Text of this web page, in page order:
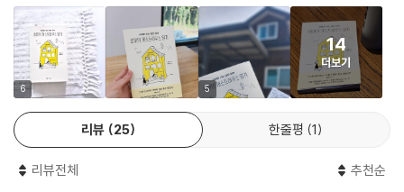
국인 딸에게 메시지를 보냈다. “꽃병에서 왜 동물 성분이 검출되나요?” 그
런데 돌아온 그녀의 답변은 사과는커녕 오히려 불쾌함이 가득했다. “그걸
왜 열어보셨어요? 저희 할머니라고요. 저희 가족은 늘 할머니를 모시고 함
께 여행을 다니거든요.” -116~117쪽(〈과몰입〉)
정말 그걸로 끝인 걸까? 나는 아무 말도 할 수 없었다. 생모를 찾으러 그 먼
길을 와서 주말마다 한국어까지 배우러 다니는 그를 위해 무슨 말을 해주
면 좋을지 알 수가 없었다. 그저 그의 붉어진 눈가가 너무 추운 날씨 때문이
길, 아니면 난방으로 너무 건조해진 공기 때문이길 바랄 수밖에 없었다. -1
낯설고도 온기 어린 시선으로 기록한 서울이라는 도시
이 책은 게스트하우스 운영기이자 서울의 이야기다. 잡지에 문화, 여행 칼
럼을 꾸준히 써온 대만 여성 작가의 7년간의 서울살이 기록이기도 하다.
외국인으로서 서울에서 살아가며 겪은 일과 마주친 사람들의 이야기를 솔
직하면서도 애정 어린 시선으로 담아낸다. 외국인의 눈으로 바라본 서울의
문화와 예술, 삶의 방식은 한국 독자들에게도 새롭고 특별하게 다가온다.
또한 이 책은 서울의 다양한 얼굴을 보여준다. 탈북 이주민과 실향민, 입양
6 5
14
더보기
리뷰 25 한줄평 1
리뷰전체 추천순